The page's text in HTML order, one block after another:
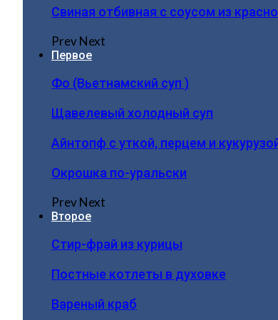
Свиная отбивная с соусом из
PrevNext
Первое
Фо (Вьетнамский суп )
Щавелевый холодный суп
Айнтопф с уткой, перцем и
Окрошка по-уральски
PrevNext
Второе
Стир-фрай из курицы
Постные котлеты в духовке
Вареный краб